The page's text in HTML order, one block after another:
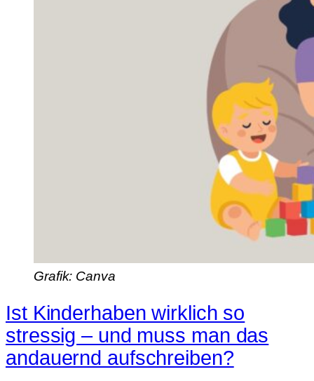
Grafik: Canva
Ist Kinderhaben wirklich so
stressig – und muss man das
andauernd aufschreiben?